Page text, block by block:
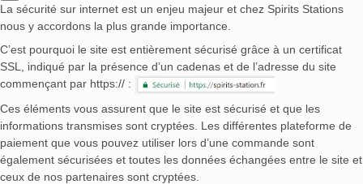
Drambuie(0) DrinksForPeace(0) Duval(0)
Eagle Rare(0) Eddu(0) Eden Mill
Edinburgh Gin(0) Edradour(0) El Dorado(0)
El Mayor(0) El Tequileño(0) Elephant(0)
Elijah Craig (0) Emperor(0) English Harbour
Eristoff(0) Etsu(0) Exotico(0) Facundo(0)
Familia Camarena(0) Famille Vallet(0)
Fercullen (0) Fernet Branca(0) Fettercairn (0)
FEW(0) Filliers(0) Finlaggan
La sécurité sur internet est un enjeu majeur et chez Spirits Stations
nous y accordons la plus grande importance.
C’est pourquoi le site est entièrement sécurisé grâce à un certificat
SSL, indiqué par la présence d’un cadenas et de l’adresse du site
commençant par https:// :
Ces éléments vous assurent que le site est sécurisé et que les
informations transmises sont cryptées. Les différentes plateforme de
paiement que vous pouvez utiliser lors d’une commande sont
également sécurisées et toutes les données échangées entre le site et
ceux de nos partenaires sont cryptées.